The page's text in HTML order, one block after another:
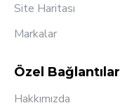
Site Haritası
Markalar
Özel Bağlantılar
Hakkımızda